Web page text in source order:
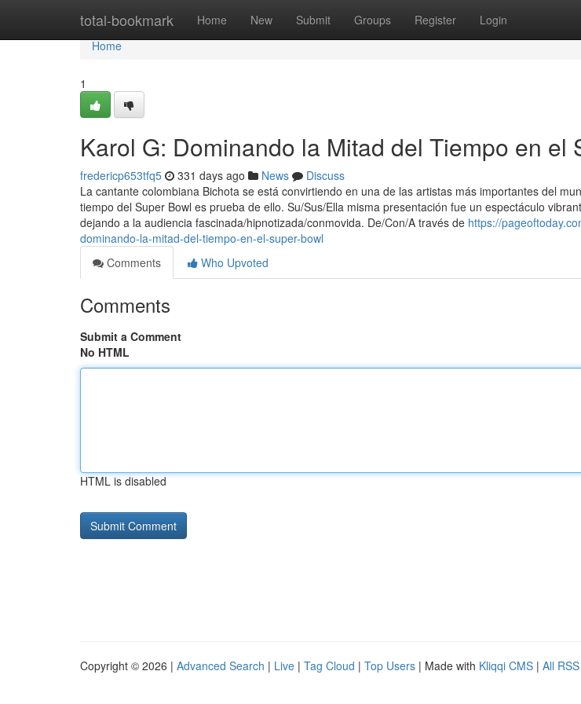
total-bookmark Home New Submit Groups Register Login
Home
Home
1
Karol G: Dominando la Mitad del Tiempo en el
fredericp653tfq5 331 days ago News
Discuss
La cantante colombiana Bichota se está convirtiendo en una de las artistas más importantes del
tiempo del Super Bowl es prueba de ello. Su/Sus/Ella misma presentación fue un espectáculo
dejando a la audiencia fascinada/hipnotizada/conmovida. De/Con/A través de https://
dominando-la-mitad-del-tiempo-en-el-super-bowl
Comments
Who Upvoted
Comments
Submit a Comment
No HTML
HTML is disabled
Copyright © 2026 | Advanced Search | Live | Tag Cloud | Top Users | Made with Kliqqi CMS | All